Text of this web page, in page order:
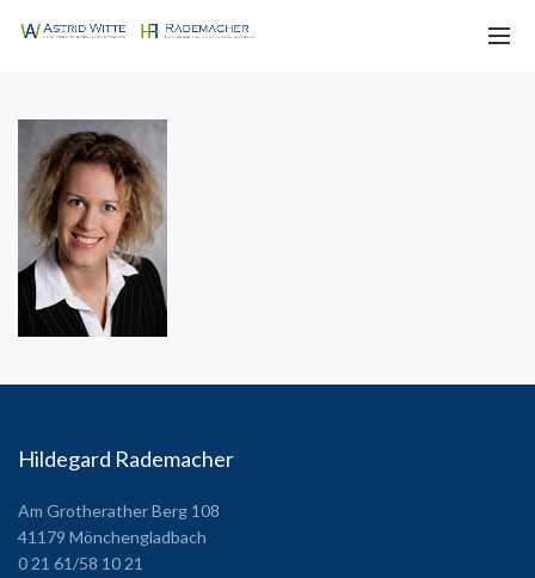
Hildegard Rademacher
Am Grotherather Berg 108
41179 Mönchengladbach
0 21 61/58 10 21